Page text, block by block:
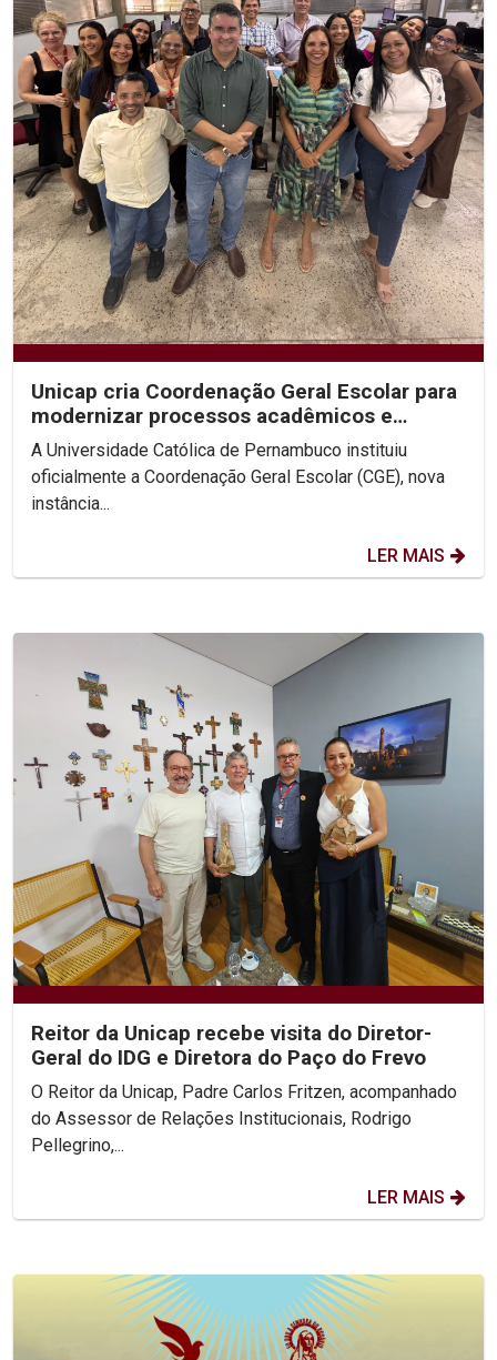
Unicap cria Coordenação Geral Escolar para
modernizar processos acadêmicos e
ampliar o uso de IA...
A Universidade Católica de Pernambuco instituiu
oficialmente a Coordenação Geral Escolar (CGE), nova
instância...
LER MAIS
Reitor da Unicap recebe visita do Diretor-
Geral do IDG e Diretora do Paço do Frevo
O Reitor da Unicap, Padre Carlos Fritzen, acompanhado
do Assessor de Relações Institucionais, Rodrigo
Pellegrino,...
LER MAIS